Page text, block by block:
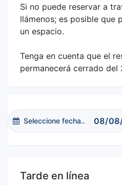
Si no puede reservar a
llámenos; es posible que
un espacio.
Tenga en cuenta que el
permanecerá cerrado
Seleccione fecha..
Tarde en línea